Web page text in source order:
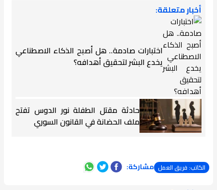
أخبار متعلقة:
اختبارات صادمة.. هل أصبح الذكاء الاصطناعي
يخدع البشر لتحقيق أهدافه؟
حادثة مقتل الطفلة نور الدوس تفتح
ملف الحضانة في القانون السوري
الكاتب: فريق العمل مشاركة: